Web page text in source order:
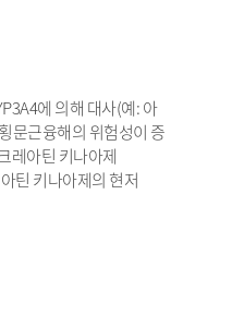
에 의해 대사(예: 아
문근융해의 위험성이 증
레아틴 키나아제
틴 키나아제의 현저